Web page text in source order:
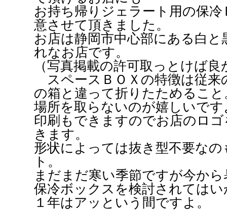
お持ち帰りジェラート用の保
意させて頂きました。
お店は静岡市中心部にある白
れなお店です。
（写真掲載の許可取っとけば
スペースＢＯＸの特徴は従来
の箱と違って折りたためること
場所を取らないのが嬉しいです
印刷もできますのでお店のロ
きます。
形状によっては抜き型不要な
ト。
まだまだ寒い季節ですが今か
保冷ボックスを検討されては
１年はアッという間ですよ。